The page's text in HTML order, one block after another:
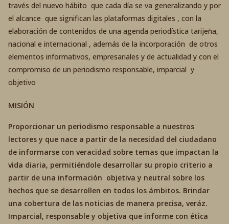
través del nuevo hábito que cada día se va generalizando y por
el alcance que significan las plataformas digitales , con la
elaboración de contenidos de una agenda periodística tarijeña,
nacional e internacional , además de la incorporación de otros
elementos informativos, empresariales y de actualidad y con el
compromiso de un periodismo responsable, imparcial y
objetivo
MISIÓN
Proporcionar un periodismo responsable a nuestros
lectores y que nace a partir de la necesidad del ciudadano
de informarse con veracidad sobre temas que impactan la
vida diaria, permitiéndole desarrollar su propio criterio a
partir de una información objetiva y neutral sobre los
hechos que se desarrollen en todos los ámbitos. Brindar
una cobertura de las noticias de manera precisa, veráz.
Imparcial, responsable y objetiva que informe con ética